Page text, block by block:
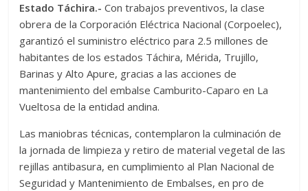
Estado Táchira.- Con trabajos preventivos, la clase
obrera de la Corporación Eléctrica Nacional (Corpoelec),
garantizó el suministro eléctrico para 2.5 millones de
habitantes de los estados Táchira, Mérida, Trujillo,
Barinas y Alto Apure, gracias a las acciones de
mantenimiento del embalse Camburito-Caparo en La
Vueltosa de la entidad andina.
Las maniobras técnicas, contemplaron la culminación de
la jornada de limpieza y retiro de material vegetal de las
rejillas antibasura, en cumplimiento al Plan Nacional de
Seguridad y Mantenimiento de Embalses, en pro de